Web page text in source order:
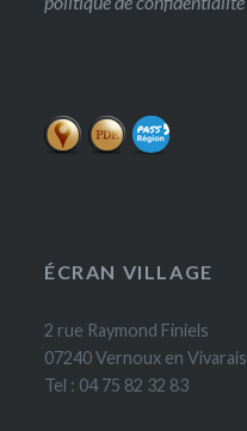
ÉCRAN VILLAGE
2 rue Raymond Finiels
07240 Vernoux en Vivarais
Tel : 04 75 82 32 83